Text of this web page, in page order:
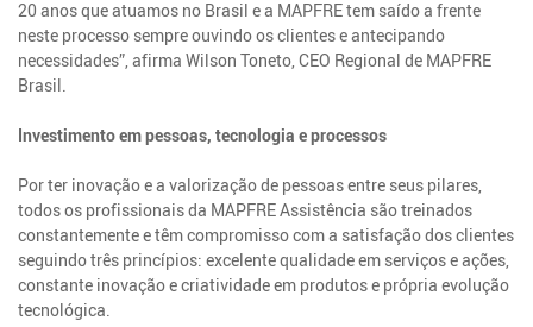
20 anos que atuamos no Brasil e a MAPFRE tem saído a frente
neste processo sempre ouvindo os clientes e antecipando
necessidades”, afirma Wilson Toneto, CEO Regional de MAPFRE
Brasil.
Investimento em pessoas, tecnologia e processos
Por ter inovação e a valorização de pessoas entre seus pilares,
todos os profissionais da MAPFRE Assistência são treinados
constantemente e têm compromisso com a satisfação dos clientes
seguindo três princípios: excelente qualidade em serviços e ações,
constante inovação e criatividade em produtos e própria evolução
tecnológica.